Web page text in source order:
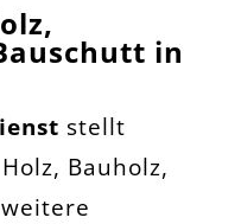
in
stellt
Bauholz,